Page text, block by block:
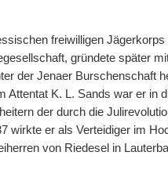
freiwilligen
gründete später
der Jenaer Burschenschaft
K. L. Sands war er in
der durch die
wirkte er als Verteidiger im
von Riedesel in